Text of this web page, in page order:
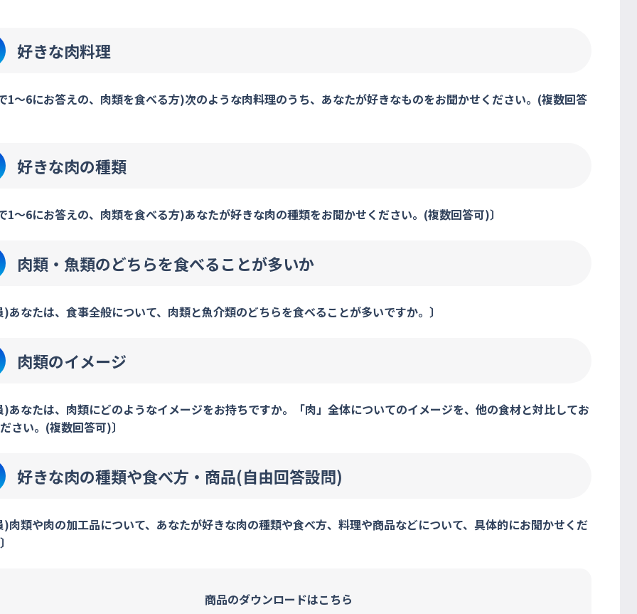
好きな肉料理
1～6にお答えの、肉類を食べる方)次のような肉料理のうち、あなたが好きなものをお聞かせください。(複数回答
好きな肉の種類
1～6にお答えの、肉類を食べる方)あなたが好きな肉の種類をお聞かせください。(複数回答可)〕
肉類・魚類のどちらを食べることが多いか
あなたは、食事全般について、肉類と魚介類のどちらを食べることが多いですか。〕
肉類のイメージ
)あなたは、肉類にどのようなイメージをお持ちですか。「肉」全体についてのイメージを、他の食材と対比してお
さい。(複数回答可)〕
好きな肉の種類や食べ方・商品(自由回答設問)
)肉類や肉の加工品について、あなたが好きな肉の種類や食べ方、料理や商品などについて、具体的にお聞かせくだ
商品のダウンロードはこちら